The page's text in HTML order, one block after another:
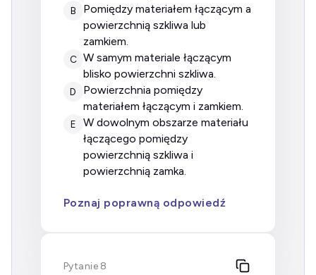
B
pomiędzy materiałem łączącym a
powierzchnią szkliwa lub
zamkiem.
C w samym materiale łączącym
blisko powierzchni szkliwa.
D
powierzchnia pomiędzy
materiałem łączącym i zamkiem.
E
w dowolnym obszarze materiału
łączącego pomiędzy
powierzchnią szkliwa i
powierzchnią zamka.
Poznaj poprawną odpowiedź
Pytanie 8